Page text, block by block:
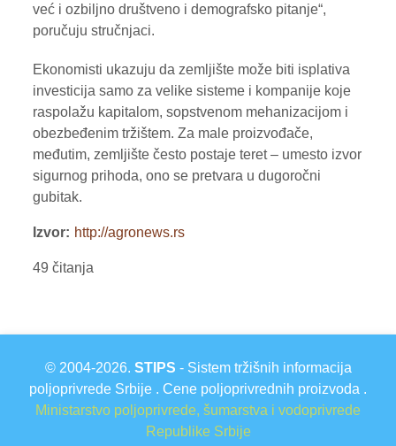
već i ozbiljno društveno i demografsko pitanje“,
poručuju stručnjaci.
Ekonomisti ukazuju da zemljište može biti isplativa
investicija samo za velike sisteme i kompanije koje
raspolažu kapitalom, sopstvenom mehanizacijom i
obezbeđenim tržištem. Za male proizvođače,
međutim, zemljište često postaje teret – umesto izvor
sigurnog prihoda, ono se pretvara u dugoročni
gubitak.
Izvor http://agronews.rs
49 čitanja
© 2004-2026. STIPS - Sistem tržišnih informacija
poljoprivrede Srbije . Cene poljoprivrednih proizvoda .
Ministarstvo poljoprivrede, šumarstva i vodoprivrede
Republike Srbije